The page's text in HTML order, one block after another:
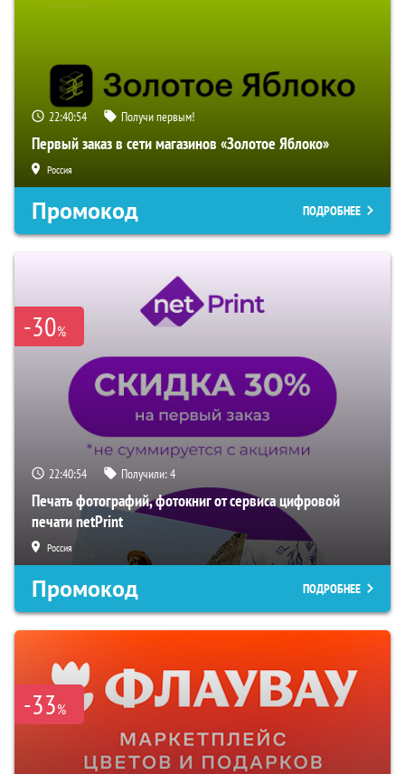
22:40:53 Получи первым!
Первый заказ в сети магазинов «Золотое Яблоко»
Россия
Промокод ПОДРОБНЕЕ
-30%
22:40:53 Получили:4
Печать фотографий, фотокниг от сервиса цифровой
печати netPrint
Россия
Промокод ПОДРОБНЕЕ
-33%